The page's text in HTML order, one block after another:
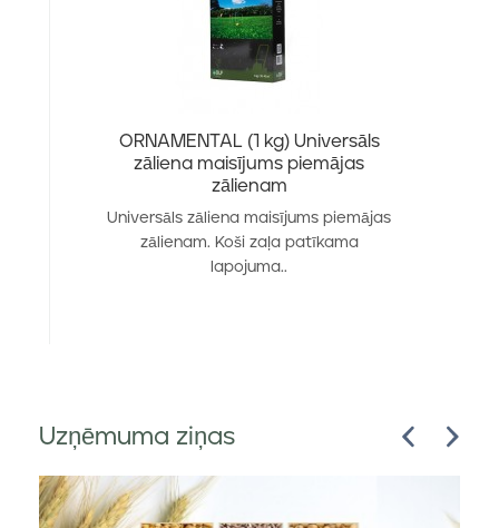
ORNAMENTAL (1 kg) Universāls
zāliena maisījums piemājas
zālienam
Universāls zāliena maisījums piemājas
zālienam. Koši zaļa patīkama
lapojuma..
Uzņēmuma ziņas